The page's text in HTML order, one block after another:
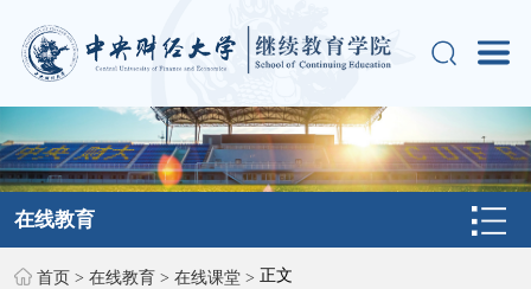
在线教育
首页 > 在线教育 > 在线课堂 > 正文